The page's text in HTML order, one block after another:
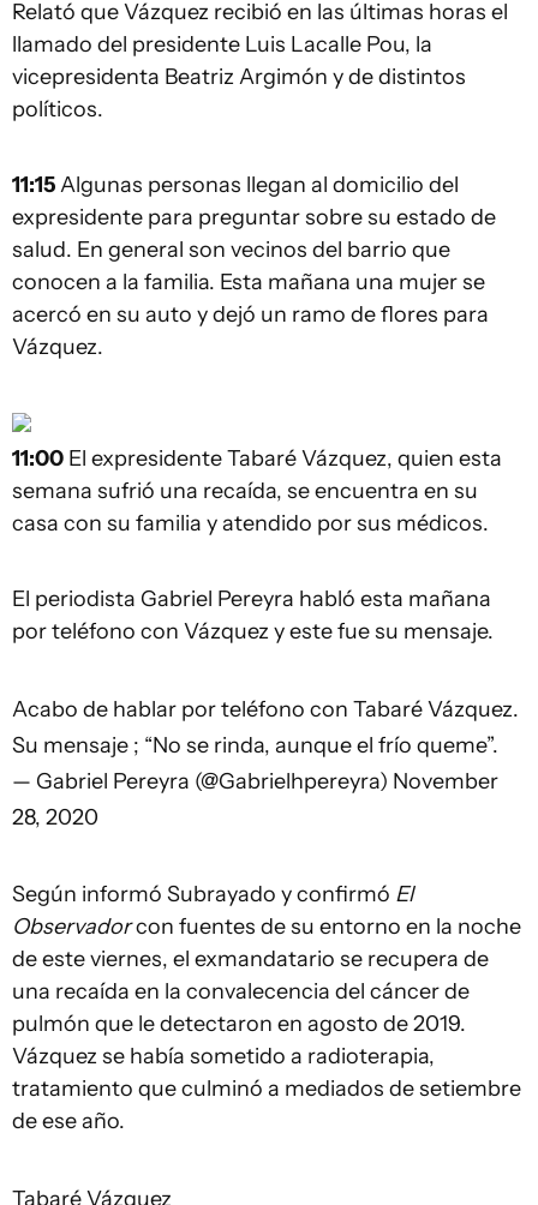
Relató que Vázquez recibió en las últimas horas el
llamado del presidente Luis Lacalle Pou, la
vicepresidenta Beatriz Argimón y de distintos
políticos.
11:15Algunas personas llegan al domicilio del
expresidente para preguntar sobre su estado de
salud. En general son vecinos del barrio que
conocen a la familia. Esta mañana una mujer se
acercó en su auto y dejó un ramo de flores para
Vázquez.
11:00 El expresidente Tabaré Vázquez, quien esta
semana sufrió una recaída, se encuentra en su
casa con su familia y atendido por sus médicos.
El periodista Gabriel Pereyra habló esta mañana
por teléfono con Vázquez y este fue su mensaje.
Acabo de hablar por teléfono con Tabaré Vázquez.
Su mensaje ; “No se rinda, aunque el frío queme”.
— Gabriel Pereyra (@Gabrielhpereyra) November
28, 2020
Según informó Subrayado y confirmó El
Observadorcon fuentes de su entorno en la noche
de este viernes, el exmandatario se recupera de
una recaída en la convalecencia del cáncer de
pulmón que le detectaron en agosto de 2019.
Vázquez se había sometido a radioterapia,
tratamiento que culminó a mediados de setiembre
de ese año.
Tabaré Vázquez